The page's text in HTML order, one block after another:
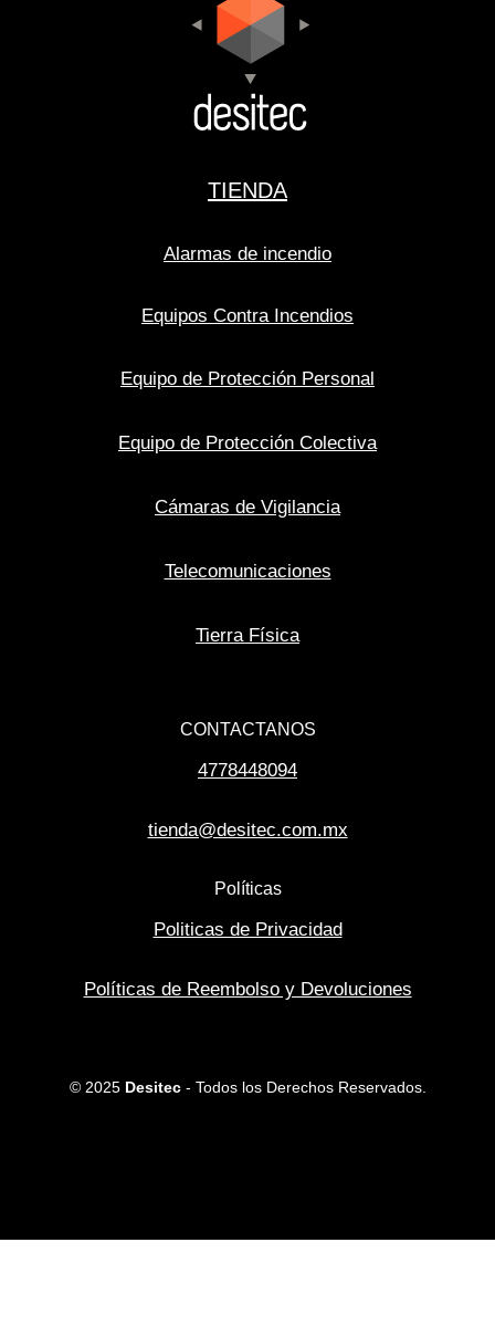
TIENDA
Alarmas de incendio
Equipos Contra Incendios
Equipo de Protección Personal
Equipo de Protección Colectiva
Cámaras de Vigilancia
Telecomunicaciones
Tierra Física
CONTACTANOS
4778448094
tienda@desitec.com.mx
Políticas
Politicas de Privacidad
Políticas de Reembolso y Devoluciones
© 2025 Desitec- Todos los Derechos Reservados.